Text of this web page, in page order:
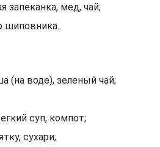
запеканка, мед, чай;
шиповника.
(на воде), зеленый чай;
суп, компот;
сухари;